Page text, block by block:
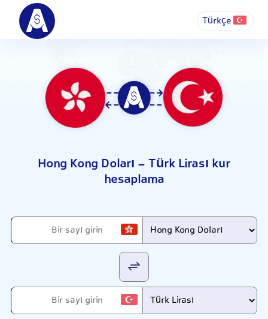
Türkçe
Hong Kong Doları - Türk Lirası kur
hesaplama